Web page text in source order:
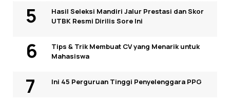
Hasil Seleksi Mandiri Jalur Prestasi dan Skor
UTBK Resmi Dirilis Sore Ini
Tips & Trik Membuat CV yang Menarik untuk
Mahasiswa
Ini 45 Perguruan Tinggi Penyelenggara PPG